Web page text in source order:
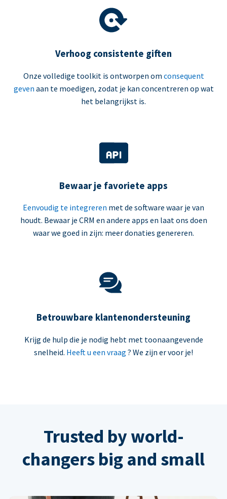
Verhoog consistente giften
Onze volledige toolkit is ontworpen om consequent
geven aan te moedigen, zodat je kan concentreren op wat
het belangrijkst is.
Bewaar je favoriete apps
Eenvoudig te integreren met de software waar je van
houdt. Bewaar je CRM en andere apps en laat ons doen
waar we goed in zijn: meer donaties genereren.
Betrouwbare klantenondersteuning
Krijg de hulp die je nodig hebt met toonaangevende
snelheid. Heeft u een vraag ? We zijn er voor je!
Trusted by world-
changers big and small